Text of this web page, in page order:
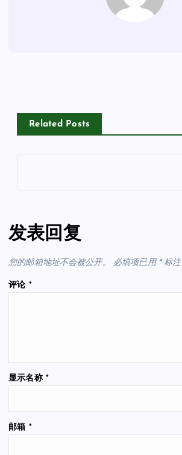
Related Posts
发表回复
您的邮箱地址不会被公开。 必填项已用 *标注
评论 *
显示名称 *
邮箱 *